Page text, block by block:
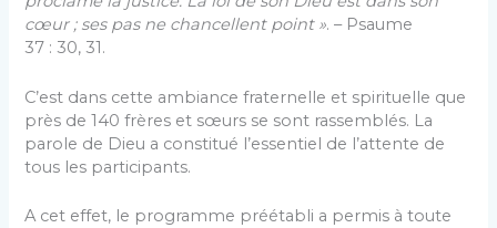
cœur ; ses pas ne chancellent point ». – Psaume
37 : 30, 31.
C’est dans cette ambiance fraternelle et spirituelle que
près de 140 frères et sœurs se sont rassemblés. La
parole de Dieu a constitué l’essentiel de l’attente de
tous les participants.
A cet effet, le programme préétabli a permis à toute